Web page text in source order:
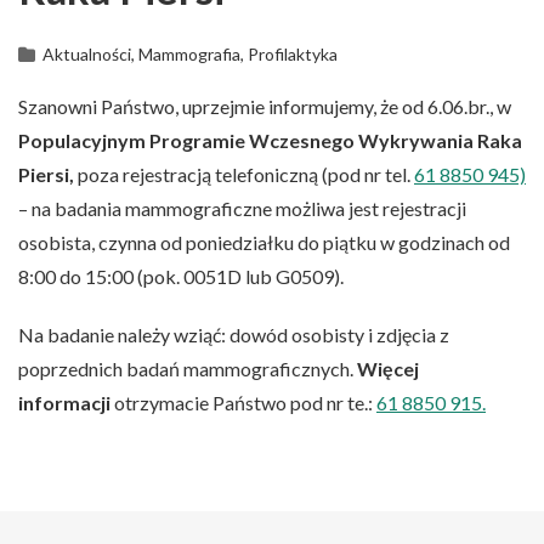
Aktualności, Mammografia, Profilaktyka
Szanowni Państwo, uprzejmie informujemy, że od 6.06.br., w
Populacyjnym Programie Wczesnego Wykrywania Raka
Piersi, poza rejestracją telefoniczną (pod nr tel.61 8850 945)
– na badania mammograficzne możliwa jest rejestracji
osobista, czynna od poniedziałku do piątku w godzinach od
8:00 do 15:00 (pok. 0051D lub G0509).
Na badanie należy wziąć: dowód osobisty i zdjęcia z
poprzednich badań mammograficznych.Więcej
informacjiotrzymacie Państwo pod nr te.: 61 8850 915.